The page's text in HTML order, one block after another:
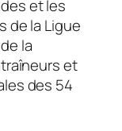
et les
de la Ligue
la
et
des 54